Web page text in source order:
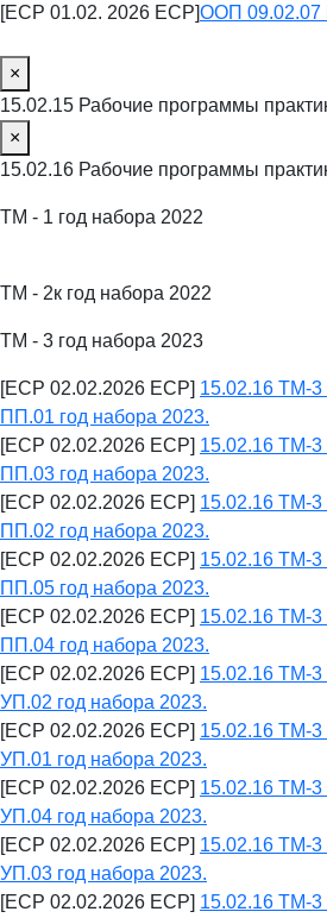
[ECP 01.02. 2026 ECP]ООП 09.02.07
×
15.02.15 Рабочие программы
×
15.02.16 Рабочие программы
ТМ - 1 год набора 2022
ТМ - 2к год набора 2022
ТМ - 3 год набора 2023
[ECP 02.02.2026 ECP] 15.02.16 ТМ-3
ПП.01 год набора 2023.
[ECP 02.02.2026 ECP] 15.02.16 ТМ-3
ПП.03 год набора 2023.
[ECP 02.02.2026 ECP] 15.02.16 ТМ-3
ПП.02 год набора 2023.
[ECP 02.02.2026 ECP] 15.02.16 ТМ-3
ПП.05 год набора 2023.
[ECP 02.02.2026 ECP] 15.02.16 ТМ-3
ПП.04 год набора 2023.
[ECP 02.02.2026 ECP] 15.02.16 ТМ-3
УП.02 год набора 2023.
[ECP 02.02.2026 ECP] 15.02.16 ТМ-3
УП.01 год набора 2023.
[ECP 02.02.2026 ECP] 15.02.16 ТМ-3
УП.04 год набора 2023.
[ECP 02.02.2026 ECP] 15.02.16 ТМ-3
УП.03 год набора 2023.
[ECP 02.02.2026 ECP] 15.02.16 ТМ-3